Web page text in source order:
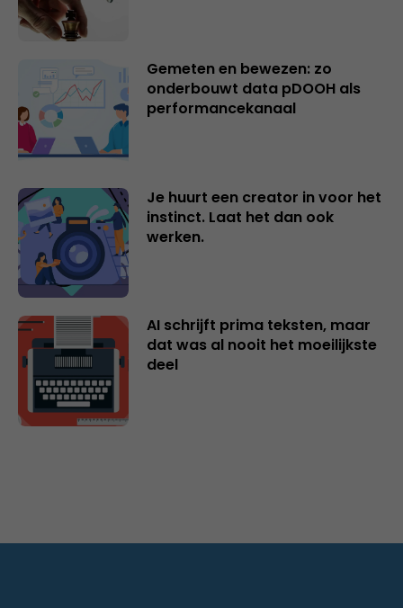
Gemeten en bewezen: zo
onderbouwt data pDOOH als
performancekanaal
Je huurt een creator in voor het
instinct. Laat het dan ook
werken.
AI schrijft prima teksten, maar
dat was al nooit het moeilijkste
deel